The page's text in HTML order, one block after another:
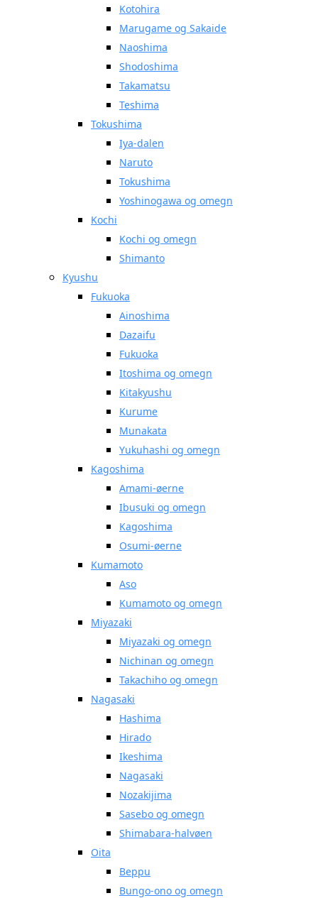
Kotohira
Marugame og Sakaide
Naoshima
Shodoshima
Takamatsu
Teshima
Tokushima
Iya-dalen
Naruto
Tokushima
Yoshinogawa og omegn
Kochi
Kochi og omegn
Shimanto
Kyushu
Fukuoka
Ainoshima
Dazaifu
Fukuoka
Itoshima og omegn
Kitakyushu
Kurume
Munakata
Yukuhashi og omegn
Kagoshima
Amami-øerne
Ibusuki og omegn
Kagoshima
Osumi-øerne
Kumamoto
Aso
Kumamoto og omegn
Miyazaki
Miyazaki og omegn
Nichinan og omegn
Takachiho og omegn
Nagasaki
Hashima
Hirado
Ikeshima
Nagasaki
Nozakijima
Sasebo og omegn
Shimabara-halvøen
Oita
Beppu
Bungo-ono og omegn